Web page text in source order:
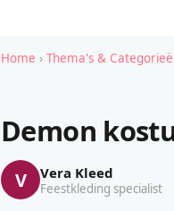
Home › Thema's &
Demon
V Vera Kleed
Feestkleding specialist